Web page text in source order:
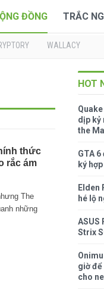
ĐỒNG TRẮC
WALLACY
thức
rắc ám
The
những
HOT
dịp kỷ
the
GTA
ký
Elden
hé lộ
ASUS
Strix
giờ để
cho